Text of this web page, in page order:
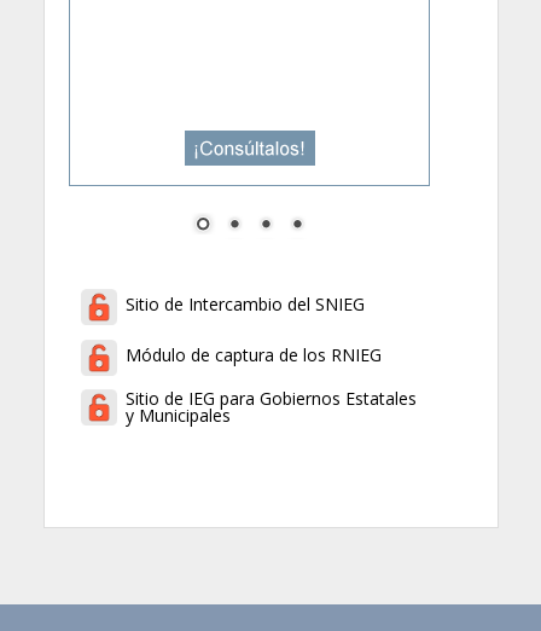
Sitio de Intercambio del SNIEG
Módulo de captura de los RNIEG
Sitio de IEG para Gobiernos Estatales
y Municipales